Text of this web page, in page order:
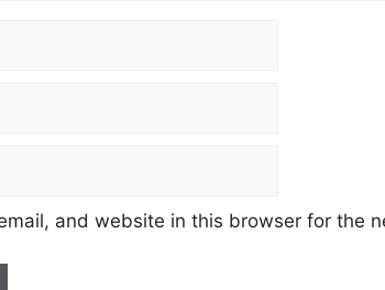
and website in this browser for the